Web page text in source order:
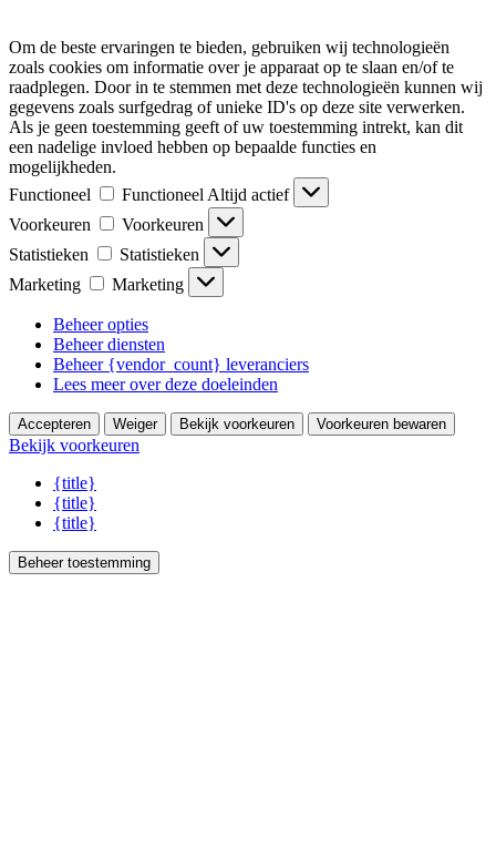
Om de beste ervaringen te bieden, gebruiken wij technologieën
zoals cookies om informatie over je apparaat op te slaan en/of te
raadplegen. Door in te stemmen met deze technologieën kunnen wij
gegevens zoals surfgedrag of unieke ID's op deze site verwerken.
Als je geen toestemming geeft of uw toestemming intrekt, kan dit
een nadelige invloed hebben op bepaalde functies en
mogelijkheden.
Functioneel
Functioneel Altijd actief
Voorkeuren
Voorkeuren
Statistieken
Statistieken
Marketing
Marketing
Beheer opties
Beheer diensten
Beheer {vendor_count} leveranciers
Lees meer over deze doeleinden
Accepteren Weiger Bekijk voorkeuren Voorkeuren bewaren
Bekijk voorkeuren
{title}
{title}
{title}
Beheer toestemming